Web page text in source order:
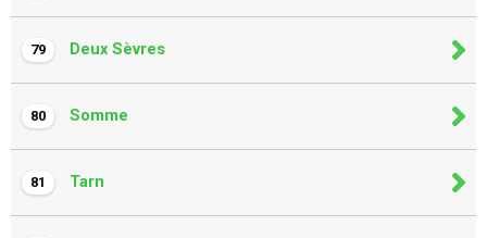
79 Deux Sèvres
80 Somme
81 Tarn